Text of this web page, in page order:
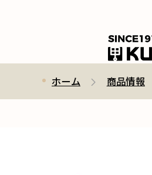
ホーム 商品情報